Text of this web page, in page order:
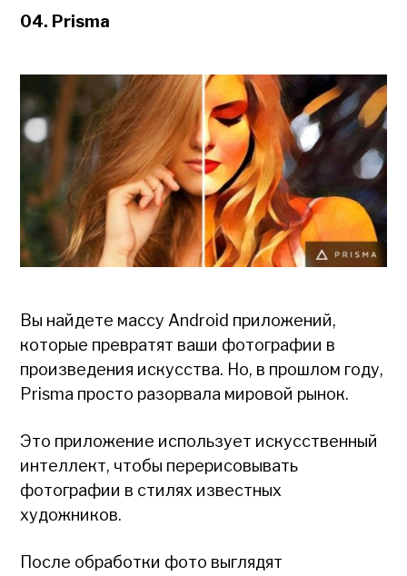
04. Prisma
Вы найдете массу Android приложений,
которые превратят ваши фотографии в
произведения искусства. Но, в прошлом году,
Prisma просто разорвала мировой рынок.
Это приложение использует искусственный
интеллект, чтобы перерисовывать
фотографии в стилях известных
художников.
После обработки фото выглядят